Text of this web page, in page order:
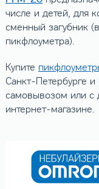
числе и детей, для
сменный загубник
пикфлоуметра).
Купите
Санкт-Петербурге
самовывозом или с
интернет-магазине.